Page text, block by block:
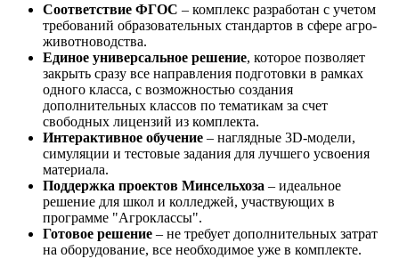
Соответствие ФГОС – комплекс разработан с учетом
требований образовательных стандартов в сфере агро-
животноводства.
Единое универсальное решение, которое позволяет
закрыть сразу все направления подготовки в рамках
одного класса, с возможностью создания
дополнительных классов по тематикам за счет
свободных лицензий из комплекта.
Интерактивное обучение – наглядные 3D-модели,
симуляции и тестовые задания для лучшего усвоения
материала.
Поддержка проектов Минсельхоза – идеальное
решение для школ и колледжей, участвующих в
программе "Агроклассы".
Готовое решение – не требует дополнительных затрат
на оборудование, все необходимое уже в комплекте.